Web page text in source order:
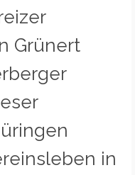
Grünert
in